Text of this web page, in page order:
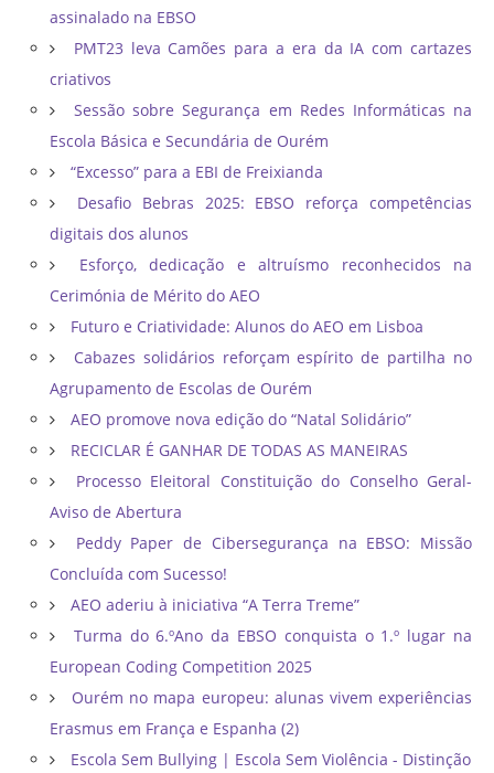
assinalado na EBSO
PMT23 leva Camões para a era da IA com cartazes
criativos
Sessão sobre Segurança em Redes Informáticas na
Escola Básica e Secundária de Ourém
“Excesso” para a EBI de Freixianda
Desafio Bebras 2025: EBSO reforça competências
digitais dos alunos
Esforço, dedicação e altruísmo reconhecidos na
Cerimónia de Mérito do AEO
Futuro e Criatividade: Alunos do AEO em Lisboa
Cabazes solidários reforçam espírito de partilha no
Agrupamento de Escolas de Ourém
AEO promove nova edição do “Natal Solidário”
RECICLAR É GANHAR DE TODAS AS MANEIRAS
Processo Eleitoral Constituição do Conselho Geral-
Aviso de Abertura
Peddy Paper de Cibersegurança na EBSO: Missão
Concluída com Sucesso!
AEO aderiu à iniciativa “A Terra Treme”
Turma do 6.ºAno da EBSO conquista o 1.º lugar na
European Coding Competition 2025
Ourém no mapa europeu: alunas vivem experiências
Erasmus em França e Espanha (2)
Escola Sem Bullying | Escola Sem Violência - Distinção